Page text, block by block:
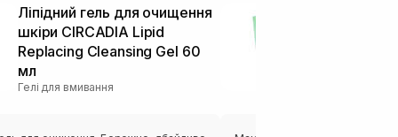
Ліпідний гель для очищення
шкіри CIRCADIA Lipid
Replacing Cleansing Gel 60
мл
Гелі для вмивання